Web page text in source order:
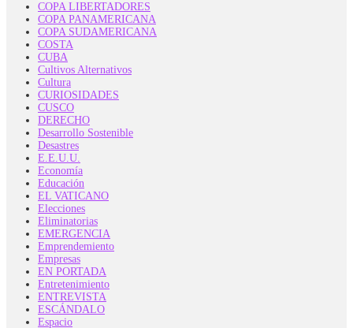
COPA LIBERTADORES
COPA PANAMERICANA
COPA SUDAMERICANA
COSTA
CUBA
Cultivos Alternativos
Cultura
CURIOSIDADES
CUSCO
DERECHO
Desarrollo Sostenible
Desastres
E.E.U.U.
Economía
Educación
EL VATICANO
Elecciones
Eliminatorias
EMERGENCIA
Emprendemiento
Empresas
EN PORTADA
Entretenimiento
ENTREVISTA
ESCÁNDALO
Espacio